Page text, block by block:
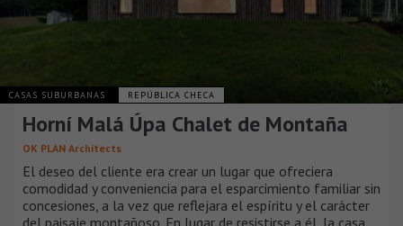
CASAS SUBURBANAS REPÚBLICA CHECA
Horní Malá Úpa Chalet de Montaña
OK PLAN Architects
El deseo del cliente era crear un lugar que ofreciera
comodidad y conveniencia para el esparcimiento familiar sin
concesiones, a la vez que reflejara el espíritu y el carácter
del paisaje montañoso. En lugar de resistirse a él, la casa